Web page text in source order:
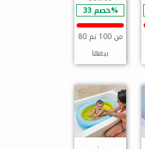
خصم 33%
80 من 100 تم
بيعها